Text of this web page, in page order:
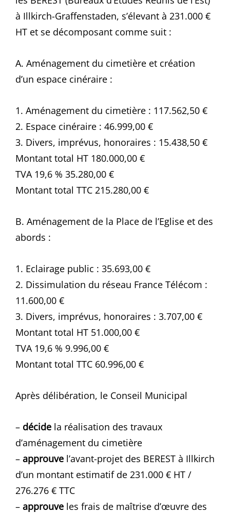
à Illkirch-Graffenstaden, s’élevant à 231.000 €
HT et se décomposant comme suit :
A. Aménagement du cimetière et création
d’un espace cinéraire :
1. Aménagement du cimetière : 117.562,50 €
2. Espace cinéraire : 46.999,00 €
3. Divers, imprévus, honoraires : 15.438,50 €
Montant total HT 180.000,00 €
TVA 19,6 % 35.280,00 €
Montant total TTC 215.280,00 €
B. Aménagement de la Place de l’Eglise et des
abords :
1. Eclairage public : 35.693,00 €
2. Dissimulation du réseau France Télécom :
11.600,00 €
3. Divers, imprévus, honoraires : 3.707,00 €
Montant total HT 51.000,00 €
TVA 19,6 % 9.996,00 €
Montant total TTC 60.996,00 €
Après délibération, le Conseil Municipal
– décide la réalisation des travaux
d’aménagement du cimetière
– approuve l’avant-projet des BEREST à Illkirch
d’un montant estimatif de 231.000 € HT /
276.276 € TTC
– approuve les frais de maîtrise d’œuvre des